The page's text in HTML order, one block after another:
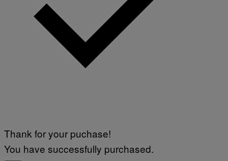
Thank for your puchase!
You have successfully purchased.